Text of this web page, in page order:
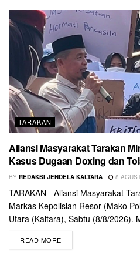
TARAKAN
Aliansi Masyarakat Tarakan
Kasus Dugaan Doxing dan
BY REDAKSI JENDELA KALTARA 8
TARAKAN - Aliansi Masyarakat
Markas Kepolisian Resor (Mako
Utara (Kaltara), Sabtu (8/8/2026).
READ MORE